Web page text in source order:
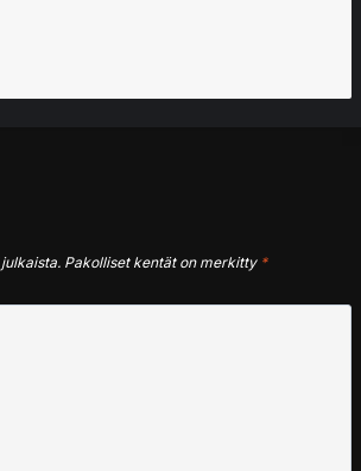
Pakolliset kentät on merkitty *